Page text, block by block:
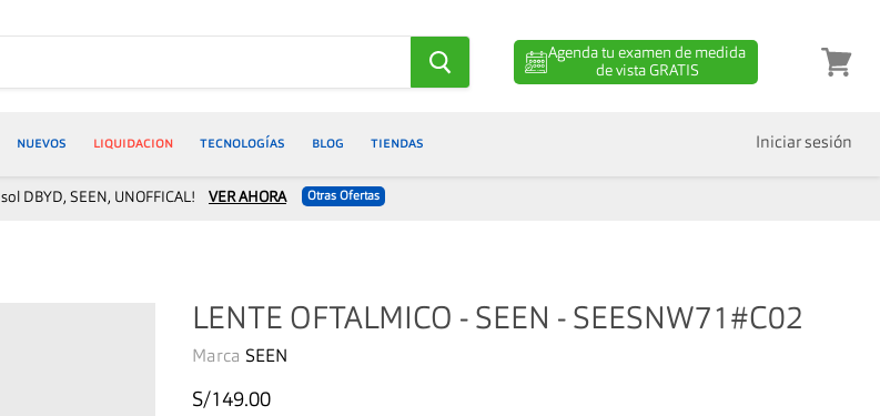
Agenda tu examen de medida
de vista GRATIS
NUEVOS LIQUIDACION TECNOLOGÍAS BLOG TIENDAS Iniciar sesión
DBYD, SEEN, UNOFFICAL! VER AHORA Otras Ofertas
LENTE OFTALMICO - SEEN - SEESNW71#C02
Marca SEEN
S/149.00